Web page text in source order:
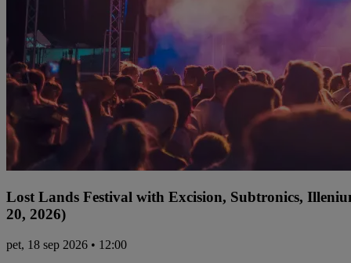
Lost Lands Festival with Excision, Subtronics,
20, 2026)
pet, 18 sep 2026 • 12:00